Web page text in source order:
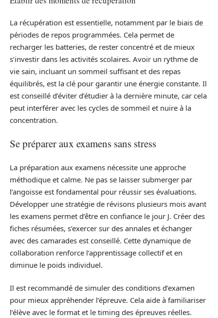
La récupération est essentielle, notamment par le biais de
périodes de repos programmées. Cela permet de
recharger les batteries, de rester concentré et de mieux
s’investir dans les activités scolaires. Avoir un rythme de
vie sain, incluant un sommeil suffisant et des repas
équilibrés, est la clé pour garantir une énergie constante. Il
est conseillé d’éviter d’étudier à la dernière minute, car cela
peut interférer avec les cycles de sommeil et nuire à la
concentration.
Se préparer aux examens sans stress
La préparation aux examens nécessite une approche
méthodique et calme. Ne pas se laisser submerger par
l’angoisse est fondamental pour réussir ses évaluations.
Développer une stratégie de révisons plusieurs mois avant
les examens permet d’être en confiance le jour J. Créer des
fiches résumées, s’exercer sur des annales et échanger
avec des camarades est conseillé. Cette dynamique de
collaboration renforce l’apprentissage collectif et en
diminue le poids individuel.
Il est recommandé de simuler des conditions d’examen
pour mieux appréhender l’épreuve. Cela aide à familiariser
l’élève avec le format et le timing des épreuves réelles.